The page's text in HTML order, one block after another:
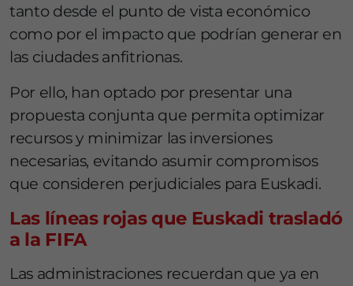
tanto desde el punto de vista económico
como por el impacto que podrían generar en
las ciudades anfitrionas.
Por ello, han optado por presentar una
propuesta conjunta que permita optimizar
recursos y minimizar las inversiones
necesarias, evitando asumir compromisos
que consideren perjudiciales para Euskadi.
Las líneas rojas que Euskadi trasladó
a la FIFA
Las administraciones recuerdan que ya en